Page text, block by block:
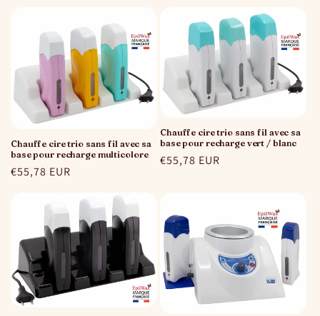
Chauffe cire trio sans fil avec sa
base pour recharge multicolore
Prix
€55,78 EUR
Chauffe cire trio sans fil avec sa
base pour recharge vert / blanc
Prix
€55,78 EUR